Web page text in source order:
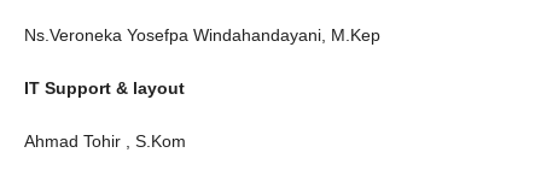
Ns.Veroneka Yosefpa Windahandayani, M.Kep
IT Support & layout
Ahmad Tohir , S.Kom